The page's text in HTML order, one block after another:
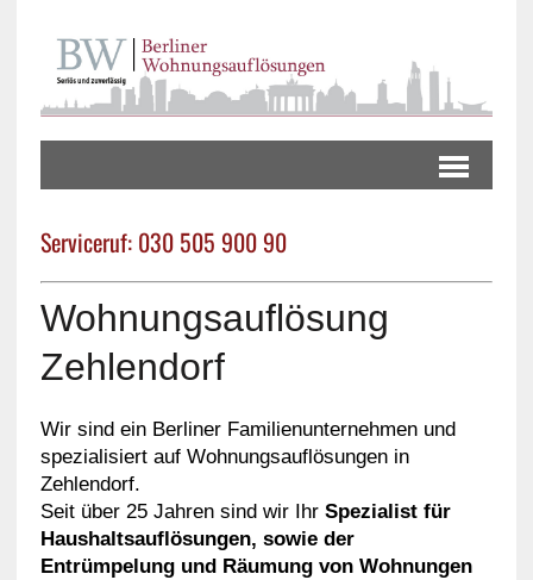
Serviceruf: 030 505 900 90
Wohnungsauflösung
Zehlendorf
Wir sind ein Berliner Familienunternehmen und
spezialisiert auf Wohnungsauflösungen in
Zehlendorf.
Seit über 25 Jahren sind wir Ihr Spezialist für
Haushaltsauflösungen, sowie der
Entrümpelung und Räumung von Wohnungen